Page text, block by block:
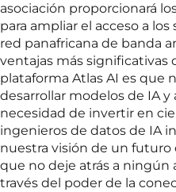
asociación proporcionará
para ampliar el acceso a
red panafricana de banda
ventajas más significativas
plataforma Atlas AI es que
desarrollar modelos de IA
necesidad de invertir en
ingenieros de datos de IA
nuestra visión de un
que no deje atrás a ningún
través del poder de la